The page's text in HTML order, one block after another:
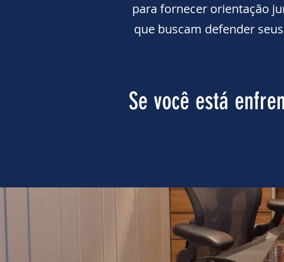
para fornecer orientação
que buscam defender
Se você está